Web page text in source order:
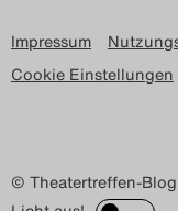
Impressum
Cookie Einstellungen
© Theatertreffen-